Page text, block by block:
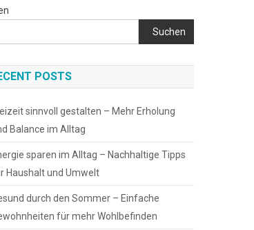
Suchen
POSTS
sinnvoll gestalten – Mehr Erholung
Balance im Alltag
sparen im Alltag – Nachhaltige Tipps
Haushalt und Umwelt
durch den Sommer – Einfache
für mehr Wohlbefinden